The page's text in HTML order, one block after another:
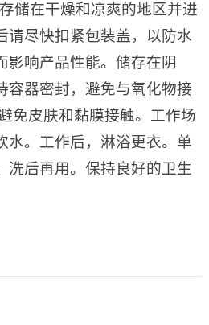
储在干燥和凉爽的地区并进
请尽快扣紧包装盖，以防水
影响产品性能。储存在阴
容器密封，避免与氧化物接
免皮肤和黏膜接触。工作场
水。工作后，淋浴更衣。单
洗后再用。保持良好的卫生